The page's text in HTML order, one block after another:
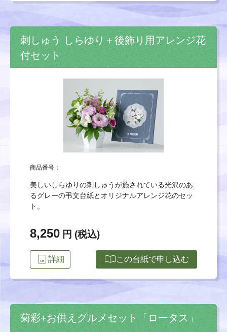
刺しゅう しらゆり＋後飾り用アレンジ花
付セット
商品番号：
美しいしらゆりの刺しゅうが施されている光沢のあ
るグレーの弔文台紙とオリジナルアレンジ花のセッ
ト。
8,250 円 (税込)
image 詳細 import_contactsこの台紙で申し込む
菊彩+お供えグルメセット「ロータス」